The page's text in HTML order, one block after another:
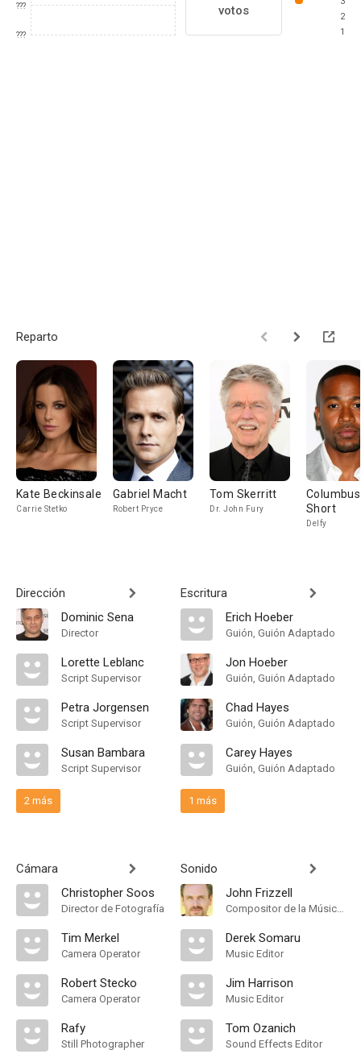
???
???
votos
2
1
Reparto
Kate Beckinsale
Carrie Stetko
Gabriel Macht
Robert Pryce
Tom Skerritt
Dr. John Fury
Columbus
Short
Delfy
Dirección
Dominic Sena
Director
Lorette Leblanc
Script Supervisor
Petra Jorgensen
Script Supervisor
Susan Bambara
Script Supervisor
2 más
Cámara
Christopher Soos
Director de Fotografía
Tim Merkel
Camera Operator
Robert Stecko
Camera Operator
Rafy
Still Photographer
Escritura
Erich Hoeber
Guión, Guión Adaptado
Jon Hoeber
Guión, Guión Adaptado
Chad Hayes
Guión, Guión Adaptado
Carey Hayes
Guión, Guión Adaptado
1 más
Sonido
John Frizzell
Compositor de la Música Original
Derek Somaru
Music Editor
Jim Harrison
Music Editor
Tom Ozanich
Sound Effects Editor